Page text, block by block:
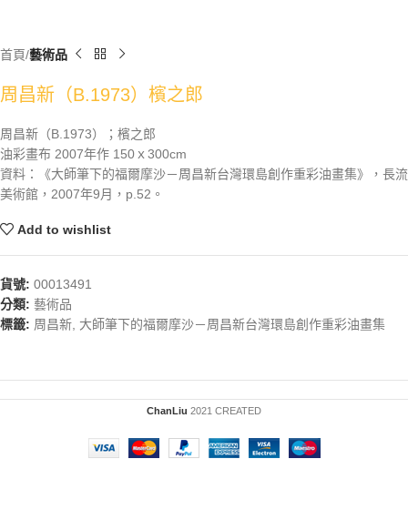
首頁 藝術品
周昌新（B.1973）檳之郎
周昌新（B.1973）；檳之郎
油彩畫布 2007年作 150ｘ300cm
資料：《大師筆下的福爾摩沙－周昌新台灣環島創作重彩油畫集》，長流
美術館，2007年9月，p.52。
Add to wishlist
貨號: 00013491
分類: 藝術品
標籤: 周昌新 大師筆下的福爾摩沙－周昌新台灣環島創作重彩油畫集
ChanLiu 2021 CREATED